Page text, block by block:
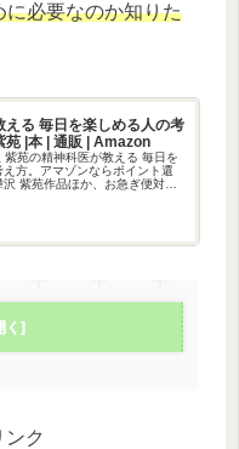
に必要なのか知りた
える 毎日を楽しめる人の考
苑 |本 | 通販 | Amazon
苑の精神科医が教える 毎日を
方。アマゾンならポイント還
紫苑作品ほか、お急ぎ便対象
ンク